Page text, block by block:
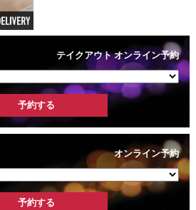
テイクアウト オンライン予約
オンライン予約